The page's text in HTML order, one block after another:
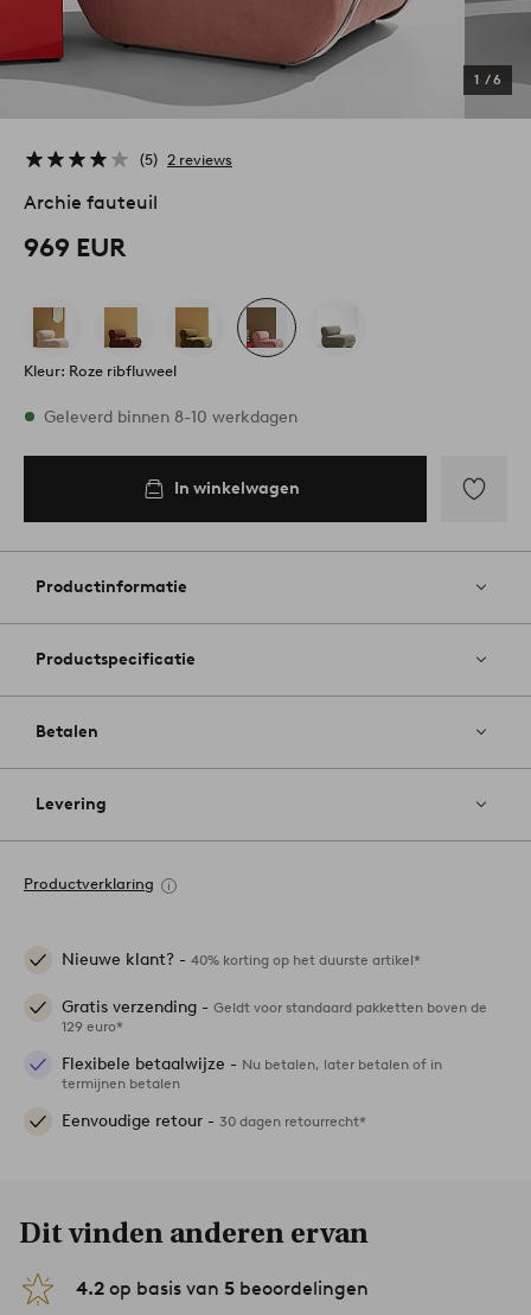
1 /6
5 2 reviews
Archie fauteuil
969 EUR
Kleur: Roze ribfluweel
Op voorraad
Geleverd binnen 8-10 werkdagen
In winkelwagen
aan
Productinformatie
Productspecificatie
Betalen
Levering
Productverklaring
Nieuwe klant? - 40% korting op het duurste artikel*
Gratis verzending - Geldt voor standaard pakketten boven de
129 euro*
Flexibele betaalwijze - Nu betalen, later betalen of in
termijnen betalen
Eenvoudige retour - 30 dagen retourrecht*
Dit vinden anderen ervan
4.2 op basis van 5 beoordelingen